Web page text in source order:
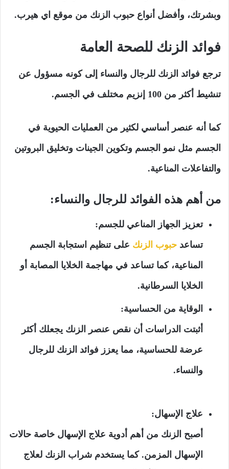
وبشرتك، وأفضل أنواع حبوب الزنك من موقع اي هيرب.
فوائد الزنك للصحة العامة
ترجع فوائد الزنك للرجال والنساء إلى كونه مسؤول عن
تنشيط أكثر من 100 إنزيم مختلف في الجسم.
كما أنه عنصر أساسي لكثير من العمليات الحيوية في
الجسم مثل نمو الجسم وتكوين الجينات وتخليق البروتين
والتفاعلات المناعية.
من أهم هذه الفوائد للرجال والنساء:
تعزيز الجهاز المناعي للجسم:
تساعد حبوب الزنك على تنظيم استجابة الجسم
المناعية، كما تساعد في مهاجمة الخلايا المصابة أو
الخلايا السرطانية.
الوقاية من الحساسية:
أثبتت الدراسات أن نقص عنصر الزنك يجعلك أكثر
عرضة للحساسية، مما يعزز فوائد الزنك للرجال
والنساء.
علاج الإسهال:
أصبح الزنك من أهم أدوية علاج الإسهال خاصة حالات
الإسهال المزمن. كما يستخدم شراب الزنك لعلاج